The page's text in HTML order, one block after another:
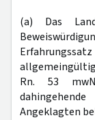
(a) Das
Rn. 53
Angeklagten